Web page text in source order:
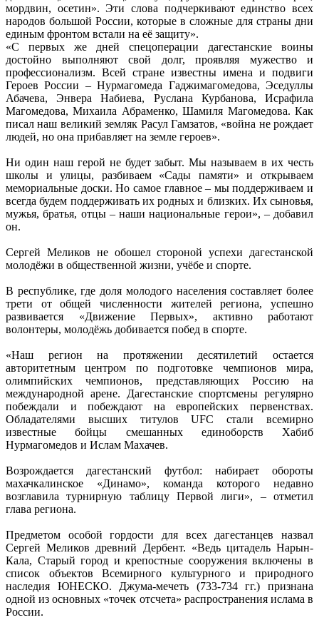
мордвин, осетин». Эти слова подчеркивают единство всех
народов большой России, которые в сложные для страны дни
единым фронтом встали на её защиту».
«С первых же дней спецоперации дагестанские воины
достойно выполняют свой долг, проявляя мужество и
профессионализм. Всей стране известны имена и подвиги
Героев России – Нурмагомеда Гаджимагомедова, Эседуллы
Абачева, Энвера Набиева, Руслана Курбанова, Исрафила
Магомедова, Михаила Абраменко, Шамиля Магомедова. Как
писал наш великий земляк Расул Гамзатов, «война не рождает
людей, но она прибавляет на земле героев».
Ни один наш герой не будет забыт. Мы называем в их честь
школы и улицы, разбиваем «Сады памяти» и открываем
мемориальные доски. Но самое главное – мы поддерживаем и
всегда будем поддерживать их родных и близких. Их сыновья,
мужья, братья, отцы – наши национальные герои», – добавил
он.
Сергей Меликов не обошел стороной успехи дагестанской
молодёжи в общественной жизни, учёбе и спорте.
В республике, где доля молодого населения составляет более
трети от общей численности жителей региона, успешно
развивается «Движение Первых», активно работают
волонтеры, молодёжь добивается побед в спорте.
«Наш регион на протяжении десятилетий остается
авторитетным центром по подготовке чемпионов мира,
олимпийских чемпионов, представляющих Россию на
международной арене. Дагестанские спортсмены регулярно
побеждали и побеждают на европейских первенствах.
Обладателями высших титулов UFC стали всемирно
известные бойцы смешанных единоборств Хабиб
Нурмагомедов и Ислам Махачев.
Возрождается дагестанский футбол: набирает обороты
махачкалинское «Динамо», команда которого недавно
возглавила турнирную таблицу Первой лиги», – отметил
глава региона.
Предметом особой гордости для всех дагестанцев назвал
Сергей Меликов древний Дербент. «Ведь цитадель Нарын-
Кала, Старый город и крепостные сооружения включены в
список объектов Всемирного культурного и природного
наследия ЮНЕСКО. Джума-мечеть (733-734 гг.) признана
одной из основных «точек отсчета» распространения ислама в
России.